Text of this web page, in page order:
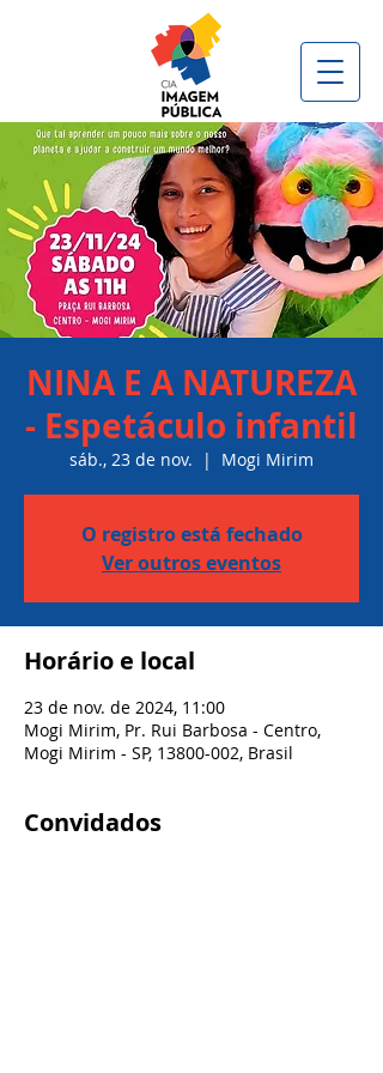
NINA E A NATUREZA
- Espetáculo infantil
sáb., 23 de nov.
  |
Mogi Mirim
O registro está fechado
Ver outros eventos
Horário e local
23 de nov. de 2024, 11:00
Mogi Mirim, Pr. Rui Barbosa - Centro,
Mogi Mirim - SP, 13800-002, Brasil
Convidados